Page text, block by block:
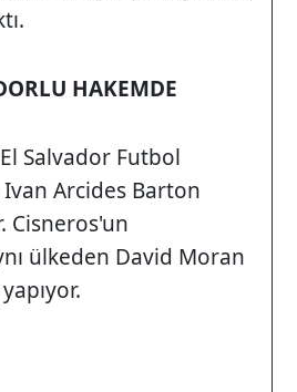
HAKEMDE
Salvador Futbol
Arcides Barton
Cisneros'un
ülkeden David Moran